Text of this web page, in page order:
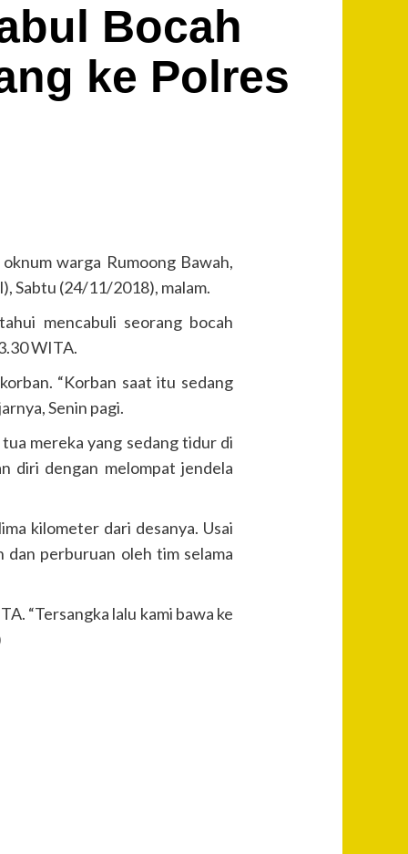
Bocah
ke Polres
warga Rumoong Bawah,
Sabtu (24/11/2018), malam.
mencabuli seorang bocah
WITA.
“Korban saat itu sedang
Senin pagi.
mereka yang sedang tidur di
diri dengan melompat jendela
kilometer dari desanya. Usai
dan perburuan oleh tim selama
“Tersangka lalu kami bawa ke